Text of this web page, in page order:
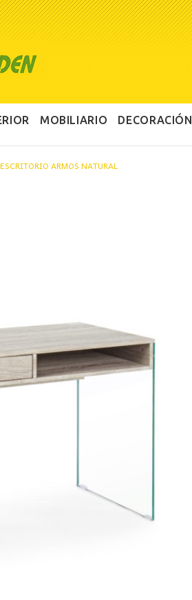
MOBILIARIO DECORACIÓN
ARMOS NATURAL